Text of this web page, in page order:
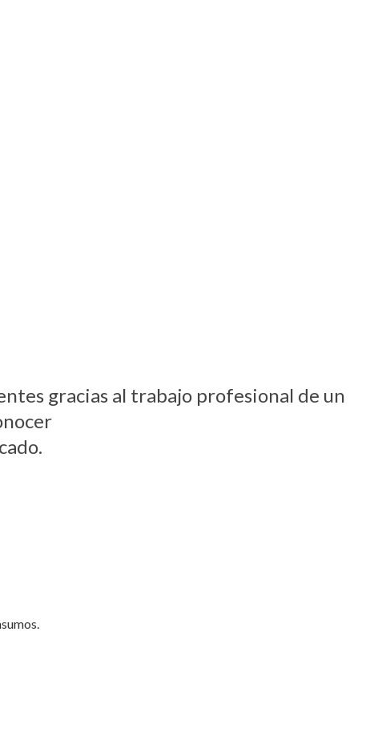
gracias al trabajo profesional de un